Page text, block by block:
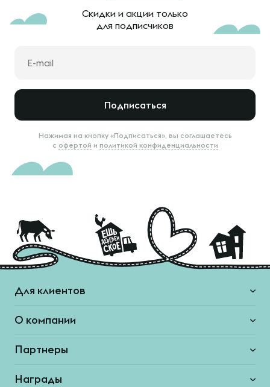
Скидки и акции только
для подписчиков
Подписаться
Нажимая на кнопку «Подписаться», вы соглашаетесь
с офертой и политикой конфиденциальности
Для клиентов
О компании
Партнеры
Награды